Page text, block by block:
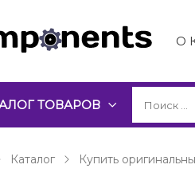
О
ТОВАРОВ
Каталог Купить